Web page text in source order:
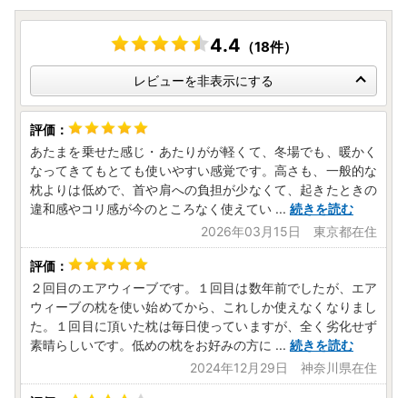
4.4 （18件）
レビューを非表示にする
あたまを乗せた感じ・あたりがが軽くて、冬場でも、暖かく
なってきてもとても使いやすい感覚です。高さも、一般的な
枕よりは低めで、首や肩への負担が少なくて、起きたときの
違和感やコリ感が今のところなく使えてい ... 続きを読む
2026年03月15日 東京都在住
２回目のエアウィーブです。１回目は数年前でしたが、エア
ウィーブの枕を使い始めてから、これしか使えなくなりまし
た。１回目に頂いた枕は毎日使っていますが、全く劣化せず
素晴らしいです。低めの枕をお好みの方に ... 続きを読む
2024年12月29日 神奈川県在住